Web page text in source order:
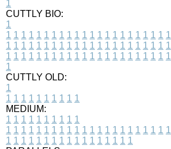
1
CUTTLY BIO:
1
1 1 1 1 1 1 1 1 1 1 1 1 1 1 1 1 1 1 1 1 1 1
1 1 1 1 1 1 1 1 1 1 1 1 1 1 1 1 1 1 1 1 1 1
1 1 1 1 1 1 1 1 1 1 1 1 1 1 1 1 1 1 1 1 1 1
1
CUTTLY OLD:
1
1 1 1 1 1 1 1 1 1 1
MEDIUM:
1 1 1 1 1 1 1 1 1 1
1 1 1 1 1 1 1 1 1 1 1 1 1 1 1 1 1 1 1 1 1 1
1 1 1 1 1 1 1 1 1 1 1 1 1 1 1 1 1